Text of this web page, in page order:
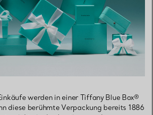
werden in einer Tiffany Blue Box®
diese berühmte Verpackung bereits 1886